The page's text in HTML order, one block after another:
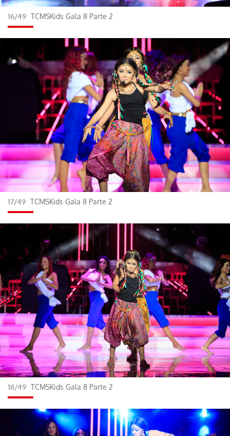
16/49 TCMSKids Gala 8 Parte 2
17/49 TCMSKids Gala 8 Parte 2
18/49 TCMSKids Gala 8 Parte 2